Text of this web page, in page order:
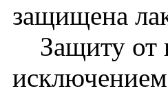
защищена
Защиту от